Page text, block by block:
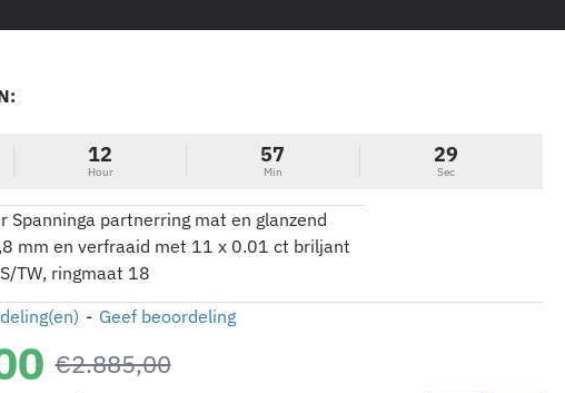
Spanninga partnerring mat en glanzend
mm en verfraaid met 11 x 0.01 ct briljant
TW, ringmaat 18
- Geef beoordeling
12
Hour
57
Min
29
Sec
€2.885,00